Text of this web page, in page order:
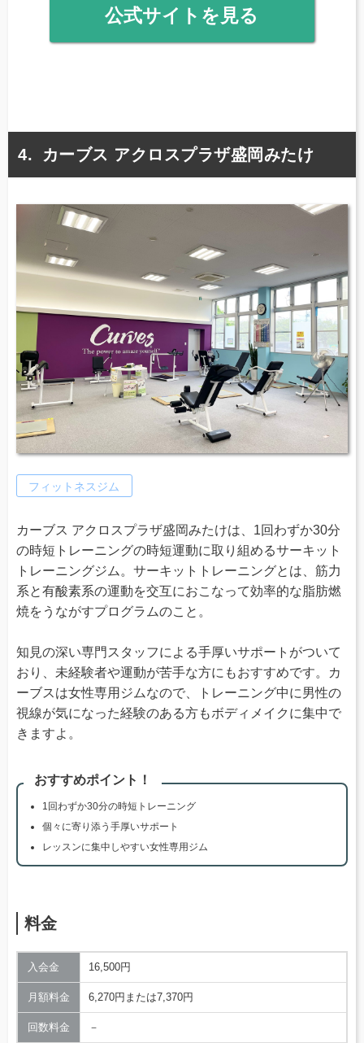
公式サイトを見る
カーブス アクロスプラザ盛岡みたけ
フィットネスジム
カーブス アクロスプラザ盛岡みたけは、1回わずか30分
の時短トレーニングの時短運動に取り組めるサーキット
トレーニングジム。サーキットトレーニングとは、筋力
系と有酸素系の運動を交互におこなって効率的な脂肪燃
焼をうながすプログラムのこと。
知見の深い専門スタッフによる手厚いサポートがついて
おり、未経験者や運動が苦手な方にもおすすめです。カ
ーブスは女性専用ジムなので、トレーニング中に男性の
視線が気になった経験のある方もボディメイクに集中で
きますよ。
おすすめポイント！
1回わずか30分の時短トレーニング
個々に寄り添う手厚いサポート
レッスンに集中しやすい女性専用ジム
料金
入会金 16,500円
月額料金 6,270円または7,370円
回数料金 －